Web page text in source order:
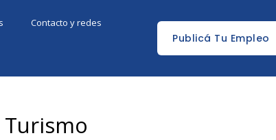
Contacto y redes
Publicá Tu Empleo